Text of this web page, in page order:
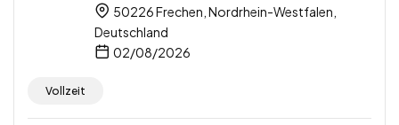
50226 Frechen, Nordrhein-Westfalen,
Deutschland
02/08/2026
Vollzeit